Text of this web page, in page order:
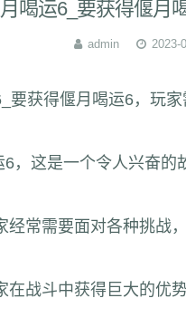
喝运6_要获得偃月
admin 2023-
要获得偃月喝运6，玩家
，这是一个令人兴奋的
经常需要面对各种挑战
在战斗中获得巨大的优